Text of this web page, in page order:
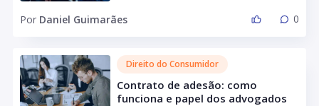
Por Daniel Guimarães 0
Direito do Consumidor
Contrato de adesão: como
funciona e papel dos advogados